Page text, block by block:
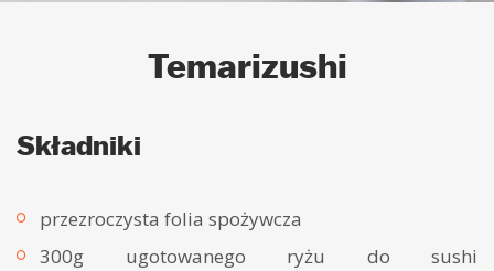
Temarizushi
Składniki
przezroczysta folia spożywcza
300g ugotowanego ryżu do sushi